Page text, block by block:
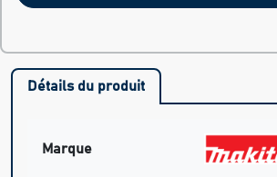
Détails du produit
Marque